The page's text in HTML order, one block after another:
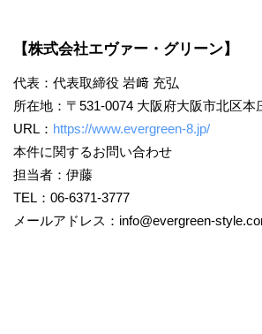
【株式会社エヴァー・グリーン】
代表：代表取締役 岩﨑 充弘
所在地：〒531-0074 大阪府大阪市北区本
URL： https://www.evergreen-8.jp/
本件に関するお問い合わせ
担当者：伊藤
TEL：06-6371-3777
メールアドレス： info@evergreen-